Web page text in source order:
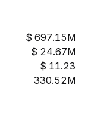
697.15M
24.67M
11.23
330.52M